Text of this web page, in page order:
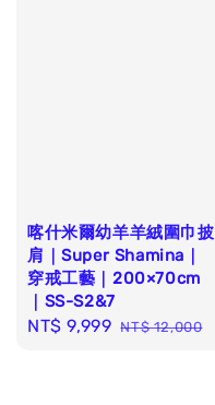
喀什米爾幼羊羊絨圍巾披
肩｜Super Shamina｜
穿戒工藝｜200×70cm
｜SS-S2&7
Sale
NT$ 9,999 Regular
NT$ 12,000